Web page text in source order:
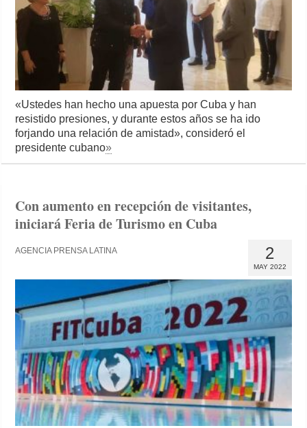
«Ustedes han hecho una apuesta por Cuba y han
resistido presiones, y durante estos años se ha ido
forjando una relación de amistad», consideró el
presidente cubano»
Con aumento en recepción de visitantes,
iniciará Feria de Turismo en Cuba
2
MAY 2022
AGENCIA PRENSA LATINA